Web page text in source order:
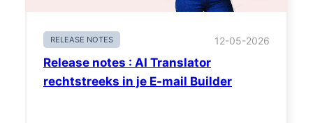
RELEASE NOTES 12-05-2026
Release notes : AI Translator
rechtstreeks in je E-mail Builder